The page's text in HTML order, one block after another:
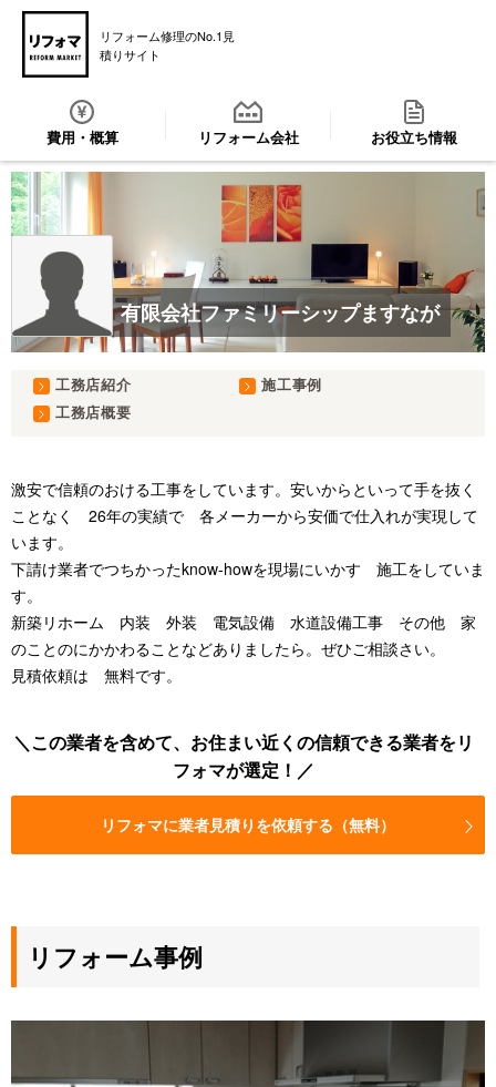
リフォーム修理のNo.1見
積りサイト
費用・概算 リフォーム会社 お役立ち情報
有限会社ファミリーシップますなが
工務店紹介
施工事例
工務店概要
激安で信頼のおける工事をしています。安いからといって手を抜く
ことなく 26年の実績で 各メーカーから安価で仕入れが実現して
います。
下請け業者でつちかったknow-howを現場にいかす 施工をしていま
す。
新築リホーム 内装 外装 電気設備 水道設備工事 その他 家
のことのにかかわることなどありましたら。ぜひご相談さい。
見積依頼は 無料です。
この業者を含めて、お住まい近くの信頼できる業者をリ
フォマが選定！
リフォマに業者見積りを依頼する（無料）
リフォーム事例